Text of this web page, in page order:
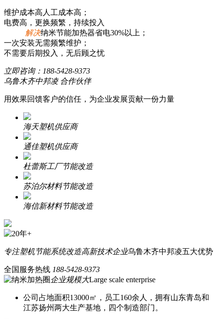
维护成本高人工成本高；
电费高，更换频繁，持续投入
解决纳米节能加热器省电30%以上；
一次安装无需频繁维护；
不需要后期投入，无后顾之忧
立即咨询： 188-5428-9373
乌鲁木齐中邦凌 合作伙伴
用效果回馈客户的信任，为企业发展贡献一份力量
海天塑机供应商
通佳塑机供应商
杜蕾斯工厂节能改造
苏泊尔材料节能改造
海信新材料节能改造
专注塑机节能系统改造高新技术企业乌鲁木齐中邦凌五大优势
全国服务热线 188-5428-9373
企业规模大Large scale enterprise
公司占地面积13000㎡，员工160余人，拥有山东青岛和
江苏扬州两大生产基地，四个制造部门。